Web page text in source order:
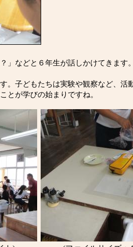
」などと６年生が話しかけてきます
。子どもたちは実験や観察など、活
とが学びの始まりですね。